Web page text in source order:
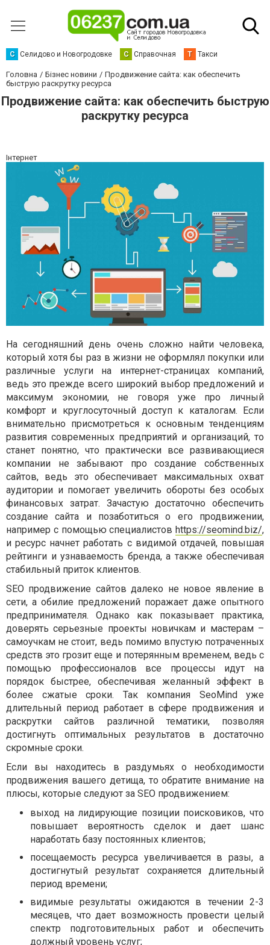
С Селидово и Новогродовке С Справочная Т Такси
Головна Бізнес новини
Продвижение сайта: как обеспечить
быструю раскрутку ресурса
Продвижение сайта: как обеспечить быструю
раскрутку ресурса
Інтернет
На сегодняшний день очень сложно найти человека,
который хотя бы раз в жизни не оформлял покупки или
различные услуги на интернет-страницах компаний,
ведь это прежде всего широкий выбор предложений и
максимум экономии, не говоря уже про личный
комфорт и круглосуточный доступ к каталогам. Если
внимательно присмотреться к основным тенденциям
развития современных предприятий и организаций, то
станет понятно, что практически все развивающиеся
компании не забывают про создание собственных
сайтов, ведь это обеспечивает максимальных охват
аудитории и помогает увеличить обороты без особых
финансовых затрат. Зачастую достаточно обеспечить
создание сайта и позаботиться о его продвижении,
например с помощью специалистов https://seomind.biz/,
и ресурс начнет работать с видимой отдачей, повышая
рейтинги и узнаваемость бренда, а также обеспечивая
стабильный приток клиентов.
SEO продвижение сайтов далеко не новое явление в
сети, а обилие предложений поражает даже опытного
предпринимателя. Однако как показывает практика,
доверять серьезные проекты новичкам и мастерам –
самоучкам не стоит, ведь помимо впустую потраченных
средств это грозит еще и потерянным временем, ведь с
помощью профессионалов все процессы идут на
порядок быстрее, обеспечивая желанный эффект в
более сжатые сроки. Так компания SeoMind уже
длительный период работает в сфере продвижения и
раскрутки сайтов различной тематики, позволяя
достигнуть оптимальных результатов в достаточно
скромные сроки.
Если вы находитесь в раздумьях о необходимости
продвижения вашего детища, то обратите внимание на
плюсы, которые следуют за SEO продвижением:
выход на лидирующие позиции поисковиков, что
повышает вероятность сделок и дает шанс
наработать базу постоянных клиентов;
посещаемость ресурса увеличивается в разы, а
достигнутый результат сохраняется длительный
период времени;
видимые результаты ожидаются в течении 2-3
месяцев, что дает возможность провести целый
спектр подготовительных работ и обеспечить
должный уровень услуг;